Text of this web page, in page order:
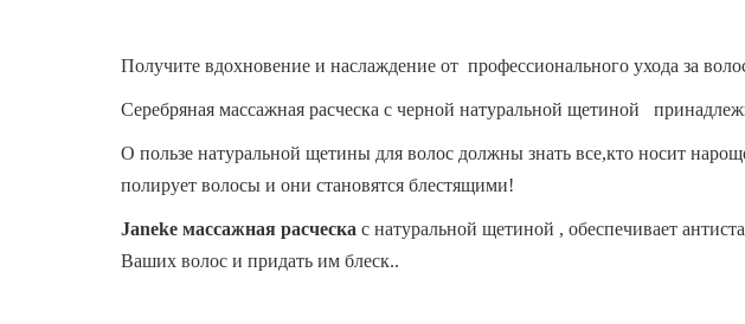
Получите вдохновение и наслаждение от профессионального ухода за
Серебряная массажная расческа с черной натуральной щетиной
О пользе натуральной щетины для волос должны знать все,кто носит
полирует волосы и они становятся блестящими!
Janeke массажная расческа с натуральной щетиной , обеспечивает
Ваших волос и придать им блеск..